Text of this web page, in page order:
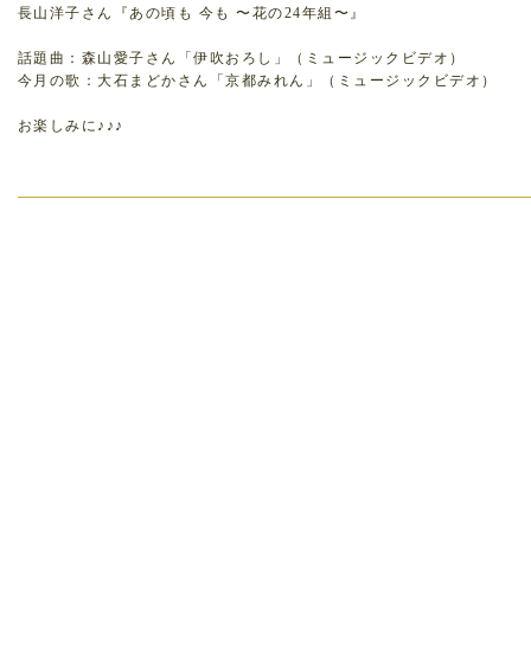
長山洋子さん『あの頃も 今も 〜花の24年組〜』
話題曲：森山愛子さん「伊吹おろし」（ミュージックビデオ）
今月の歌：大石まどかさん「京都みれん」（ミュージックビデオ）
お楽しみに♪♪♪